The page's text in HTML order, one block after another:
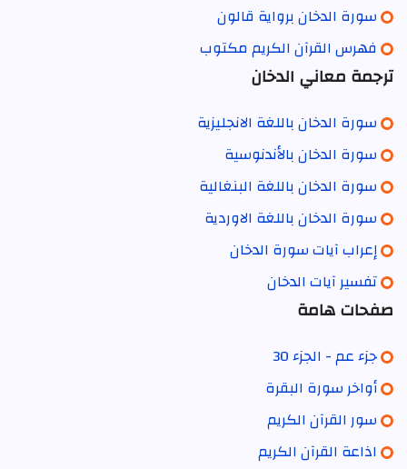
سورة الدخان برواية قالون
فهرس القرآن الكريم مكتوب
ترجمة معاني الدخان
سورة الدخان باللغة الانجليزية
سورة الدخان بالأندنوسية
سورة الدخان باللغة البنغالية
سورة الدخان باللغة الاوردية
إعراب آيات سورة الدخان
تفسير آيات الدخان
صفحات هامة
جزء عم - الجزء 30
أواخر سورة البقرة
سور القرآن الكريم
اذاعة القرآن الكريم